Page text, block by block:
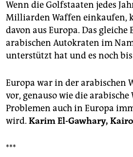
Wenn die Golfstaaten jedes
Milliarden Waffen einkaufen,
davon aus Europa. Das gleiche
arabischen Autokraten im
unterstützt hat und es noch
Europa war in der arabischen
vor, genauso wie die
Problemen auch in Europa
wird. Karim El-Gawhary, Kairo
***